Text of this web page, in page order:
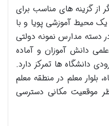
از گزینه های مناسب برای
محیط آموزشی پویا و با
دسته مدارس نمونه دولتی
دانش آموزان و آماده
دانشگاه ها تمرکز دارد.
بلوار معلم در منطقه معلم
موقعیت مکانی دسترسی